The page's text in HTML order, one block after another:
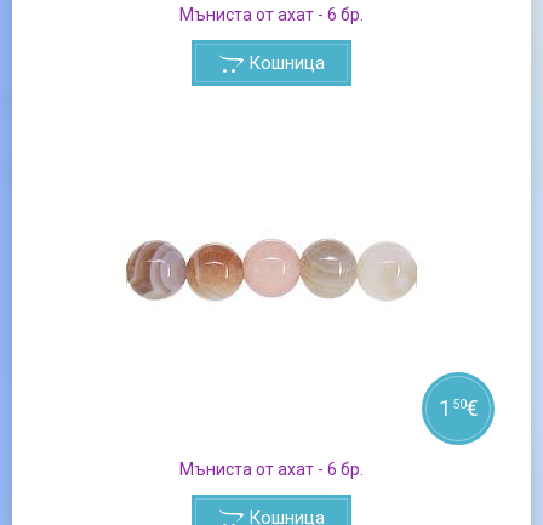
Мъниста от ахат - 6 бр.
Кошница
Мъниста от ахат - 6 бр.
1 50€
Кошница